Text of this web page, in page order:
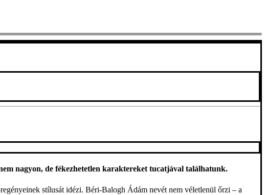
nagyon, de fékezhetetlen karaktereket tucatjával találhatunk.
stílusát idézi. Béri-Balogh Ádám nevét nem véletlenül őrzi – a